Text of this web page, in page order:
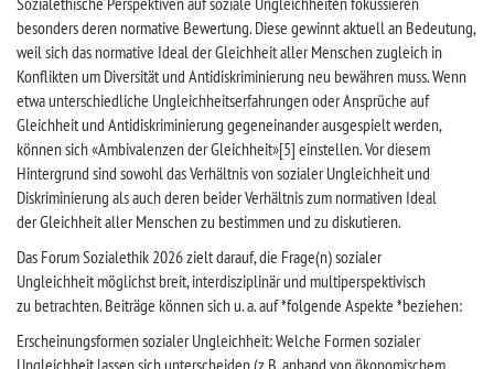
besonders deren normative Bewertung. Diese gewinnt aktuell an Bedeutung,
weil sich das normative Ideal der Gleichheit aller Menschen zugleich in
Konflikten um Diversität und Antidiskriminierung neu bewähren muss. Wenn
etwa unterschiedliche Ungleichheitserfahrungen oder Ansprüche auf
Gleichheit und Antidiskriminierung gegeneinander ausgespielt werden,
können sich «Ambivalenzen der Gleichheit»[5] einstellen. Vor diesem
Hintergrund sind sowohl das Verhältnis von sozialer Ungleichheit und
Diskriminierung als auch deren beider Verhältnis zum normativen Ideal
der Gleichheit aller Menschen zu bestimmen und zu diskutieren.
Das Forum Sozialethik 2026 zielt darauf, die Frage(n) sozialer
Ungleichheit möglichst breit, interdisziplinär und multiperspektivisch
zu betrachten. Beiträge können sich u. a. auf *folgende Aspekte *beziehen:
Erscheinungsformen sozialer Ungleichheit: Welche Formen sozialer
Ungleichheit lassen sich unterscheiden (z.B. anhand von ökonomischem,